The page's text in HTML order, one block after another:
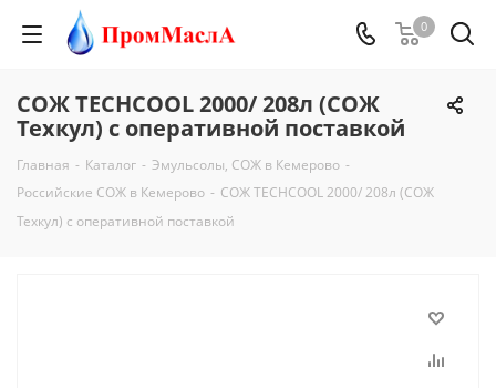
0
СОЖ TECHCOOL 2000/ 208л (СОЖ
Техкул) с оперативной поставкой
Главная - Каталог - Эмульсолы, СОЖ в Кемерово -
Российские СОЖ в Кемерово - СОЖ TECHCOOL 2000/ 208л (СОЖ
Техкул) с оперативной поставкой